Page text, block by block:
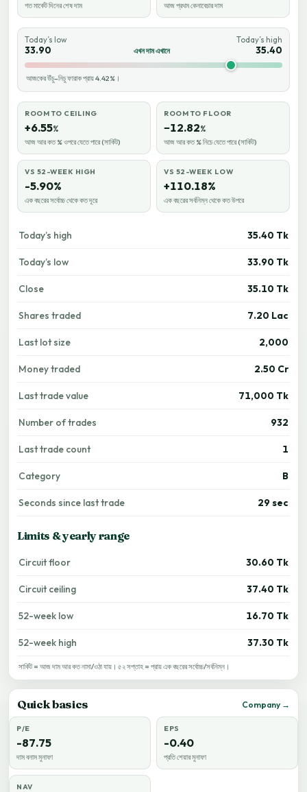
গত মার্কেট দিনের শেষ দাম আজ প্রথম কেনাবেচার দাম
Today’s low
33.90 এখন দাম এখানে
Today’s high
35.40
আজকের উঁচু–নিচু ফারাক প্রায় 4.42%।
ROOM TO CEILING
+6.55%
আজ আর কত % ওপরে যেতে পারে (সার্কিট)
ROOM TO FLOOR
−12.82%
আজ আর কত % নিচে যেতে পারে (সার্কিট)
VS 52-WEEK HIGH
-5.90%
এক বছরের সর্বোচ্চ থেকে কত দূরে
VS 52-WEEK LOW
+110.18%
এক বছরের সর্বনিম্ন থেকে কত উপরে
Today’s high 35.40 Tk
Today’s low 33.90 Tk
Close 35.10 Tk
Shares traded 7.20 Lac
Last lot size 2,000
Money traded 2.50 Cr
Last trade value 71,000 Tk
Number of trades 932
Last trade count 1
Category B
Seconds since last trade 29 sec
Limits & yearly range
Circuit floor 30.60 Tk
Circuit ceiling 37.40 Tk
52-week low 16.70 Tk
52-week high 37.30 Tk
সার্কিট = আজ দাম আর কত নামা/ওঠা যায়। ৫২ সপ্তাহ = প্রায় এক বছরের সর্বোচ্চ/সর্বনিম্ন।
Quick basics Company →
P/E
-87.75
দাম বনাম মুনাফা
EPS
-0.40
প্রতি শেয়ার মুনাফা
NAV